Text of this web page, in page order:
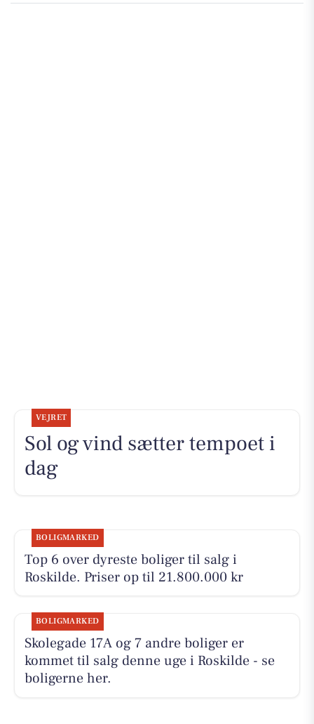
VEJRET
Sol og vind sætter tempoet i
dag
BOLIGMARKED
Top 6 over dyreste boliger til salg i
Roskilde. Priser op til 21.800.000 kr
BOLIGMARKED
Skolegade 17A og 7 andre boliger er
kommet til salg denne uge i Roskilde - se
boligerne her.